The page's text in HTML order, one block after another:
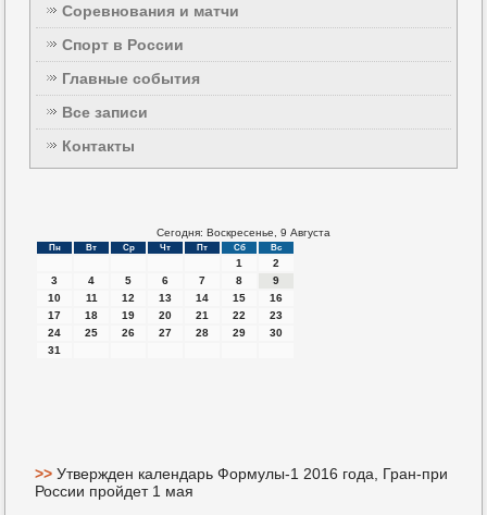
Соревнования и матчи
Спорт в России
Главные события
Все записи
Контакты
Сегодня: Воскресенье, 9 Августа
Пн Вт Ср Чт Пт Сб Вс
1
2
3
4 5 6 7 8
9
10
11 12 13 14 15
16
17
18 19 20 21 22
23
24
25 26 27 28 29
30
31
>>Утвержден календарь Формулы-1 2016 года, Гран-при
России пройдет 1 мая